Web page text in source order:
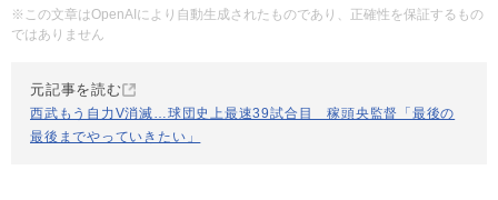
※この文章はOpenAIにより自動生成されたものであり、正確性を保証するもの
ではありません
元記事を読む
西武もう自力V消滅…球団史上最速39試合目 稼頭央監督「最後の
最後までやっていきたい」